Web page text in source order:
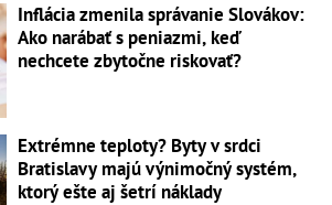
Inflácia zmenila správanie Slovákov:
Ako narábať s peniazmi, keď
nechcete zbytočne riskovať?
Extrémne teploty? Byty v srdci
Bratislavy majú výnimočný systém,
ktorý ešte aj šetrí náklady